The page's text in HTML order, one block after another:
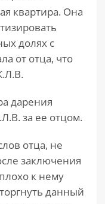
квартира. Она
долях с
от отца, что
дарения
за ее отцом.
отца, не
заключения
к нему
данный